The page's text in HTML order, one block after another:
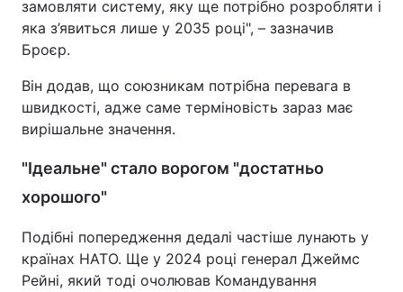
замовляти систему, яку ще потрібно розробляти і
яка з’явиться лише у 2035 році", – зазначив
Броєр.
Він додав, що союзникам потрібна перевага в
швидкості, адже саме терміновість зараз має
вирішальне значення.
"Ідеальне" стало ворогом "достатньо
хорошого"
Подібні попередження дедалі частіше лунають у
країнах НАТО. Ще у 2024 році генерал Джеймс
Рейні, який тоді очолював Командування